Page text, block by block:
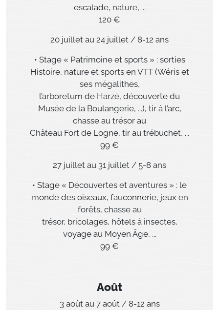
escalade, nature, ...
120 €
20 juillet au 24 juillet / 8-12 ans
• Stage « Patrimoine et sports » : sorties
Histoire, nature et sports en VTT (Wéris et
ses mégalithes,
l’arboretum de Harzé, découverte du
Musée de la Boulangerie, ...), tir à l’arc,
chasse au trésor au
Château Fort de Logne, tir au trébuchet, ...
99 €
27 juillet au 31 juillet / 5-8 ans
• Stage « Découvertes et aventures » : le
monde des oiseaux, fauconnerie, jeux en
forêts, chasse au
trésor, bricolages, hôtels à insectes,
voyage au Moyen Âge, ...
99 €
Août
3 août au 7 août / 8-12 ans